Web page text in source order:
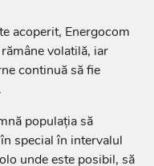
acoperit, Energocom
volatilă, iar
continuă să fie
populația să
special în intervalul
unde este posibil, să